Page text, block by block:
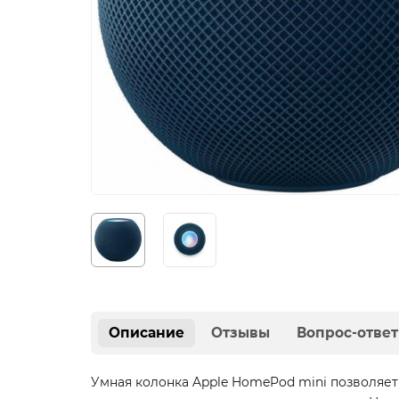
Описание Отзывы Вопрос-ответ
Умная колонка Apple HomePod mini